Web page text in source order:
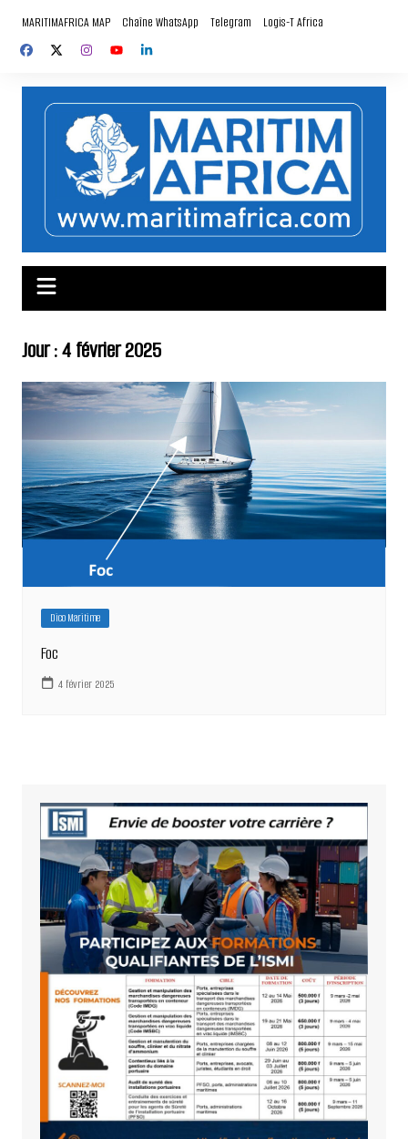
contenu
MARITIMAFRICA MAP Chaîne WhatsApp Telegram Logis-T Africa
Jour :4 février 2025
Dico Maritime
Foc
4 février 2025